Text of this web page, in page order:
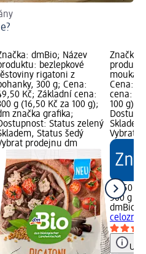
dmBio; Název
bezlepkové
rigatoni z
300 g; Cena:
Kč; Základní cena:
g (16,50 Kč za 100 g);
značka grafika;
Status zelený
Status šedý
prodejnu dm
Značka:
mouka
Cena:
cena:
100 g);
Vybrat
79,50 Kč
500 g
dmBio